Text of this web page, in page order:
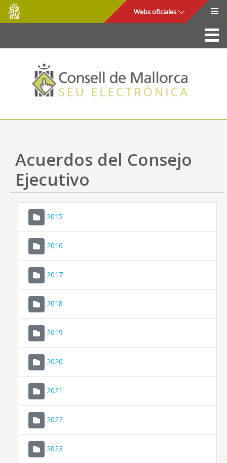
Saltar al contenido principal
Consell
de
Mallorca
Webs oficiales
La Sede
Consejo de Mallorca
Acceso y seguridad
Utilidades
Mapa web
Ayuda
Acuerdos del Consejo
Ejecutivo
2015
2016
2017
2018
2019
2020
2021
2022
2023